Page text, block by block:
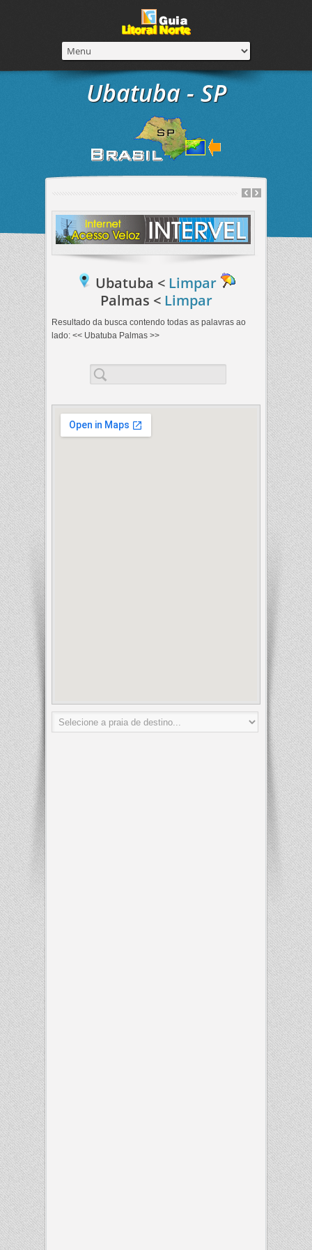
Ubatuba - SP
Ubatuba < Limpar
Palmas < Limpar
Resultado da busca contendo todas as palavras ao
lado: << Ubatuba Palmas >>